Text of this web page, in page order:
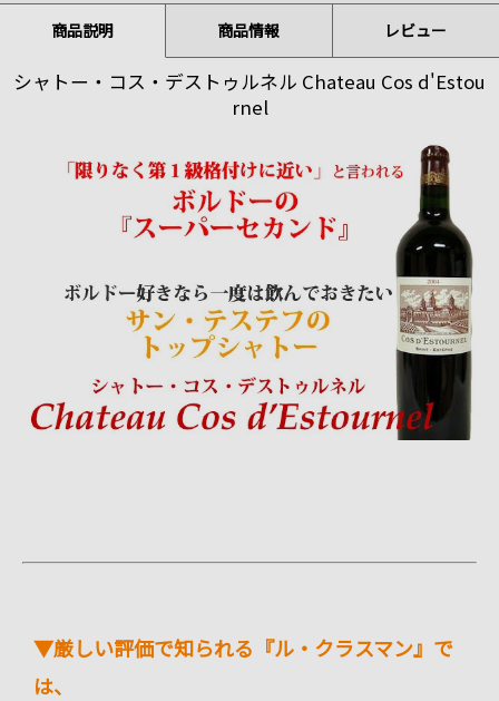
商品説明 商品情報 レビュー
シャトー・コス・デストゥルネル Chateau Cos d'Estou
rnel
▼厳しい評価で知られる『ル・クラスマン』で
は、